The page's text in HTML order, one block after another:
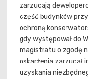
zarzucają
część budynków
ochroną
gdy występował do
magistratu o zgodę
oskarżenia zarzucał
uzyskania